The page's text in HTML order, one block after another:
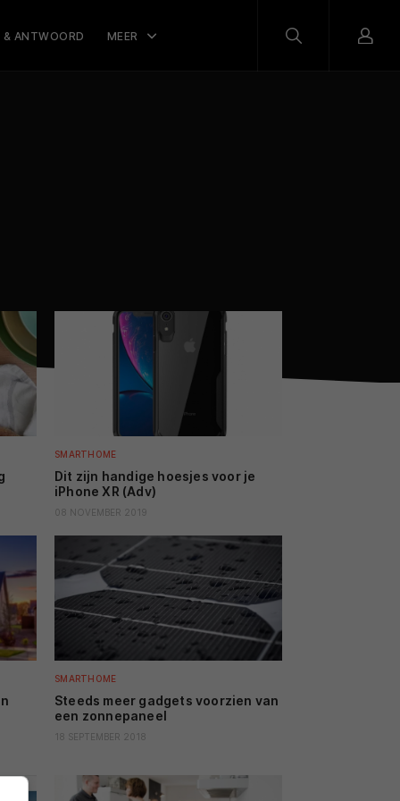
& ANTWOORD MEER
SMARTHOME
Dit zijn handige hoesjes voor je
iPhone XR (Adv)
08 NOVEMBER 2019
SMARTHOME
Steeds meer gadgets voorzien van
een zonnepaneel
18 SEPTEMBER 2018